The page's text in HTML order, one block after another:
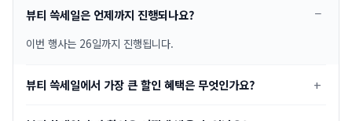
뷰티 쓱세일은 언제까지 진행되나요?
이번 행사는 26일까지 진행됩니다.
뷰티 쓱세일에서 가장 큰 할인 혜택은 무엇인가요?